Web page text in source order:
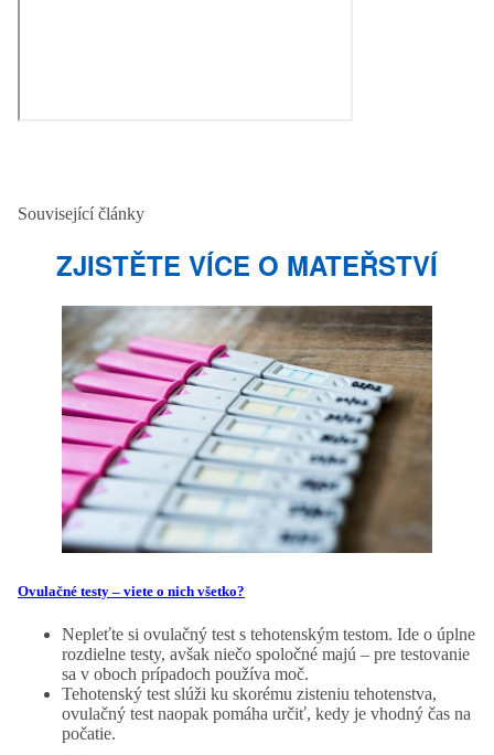
Související články
ZJISTĚTE VÍCE O MATEŘSTVÍ
Ovulačné testy – viete o nich všetko?
Nepleťte si ovulačný test s tehotenským testom. Ide o úplne
rozdielne testy, avšak niečo spoločné majú – pre testovanie
sa v oboch prípadoch používa moč.
Tehotenský test slúži ku skorému zisteniu tehotenstva,
ovulačný test naopak pomáha určiť, kedy je vhodný čas na
počatie.